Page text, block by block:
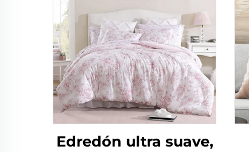
Edredón ultra suave,